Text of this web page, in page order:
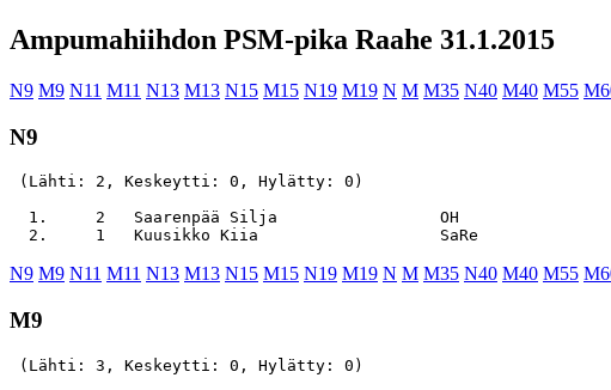
Ampumahiihdon PSM-pika Raahe 31.1.2015
N9 M9 N11 M11 N13 M13 N15 M15 N19 M19 N M M35 N40 M40 M55
N9
(Lähti: 2, Keskeytti: 0, Hylätty: 0)
1.     2   Saarenpää Silja                 OH
N9 M9 N11 M11 N13 M13 N15 M15 N19 M19 N M M35 N40 M40 M55
M9
(Lähti: 3, Keskeytti: 0, Hylätty: 0)